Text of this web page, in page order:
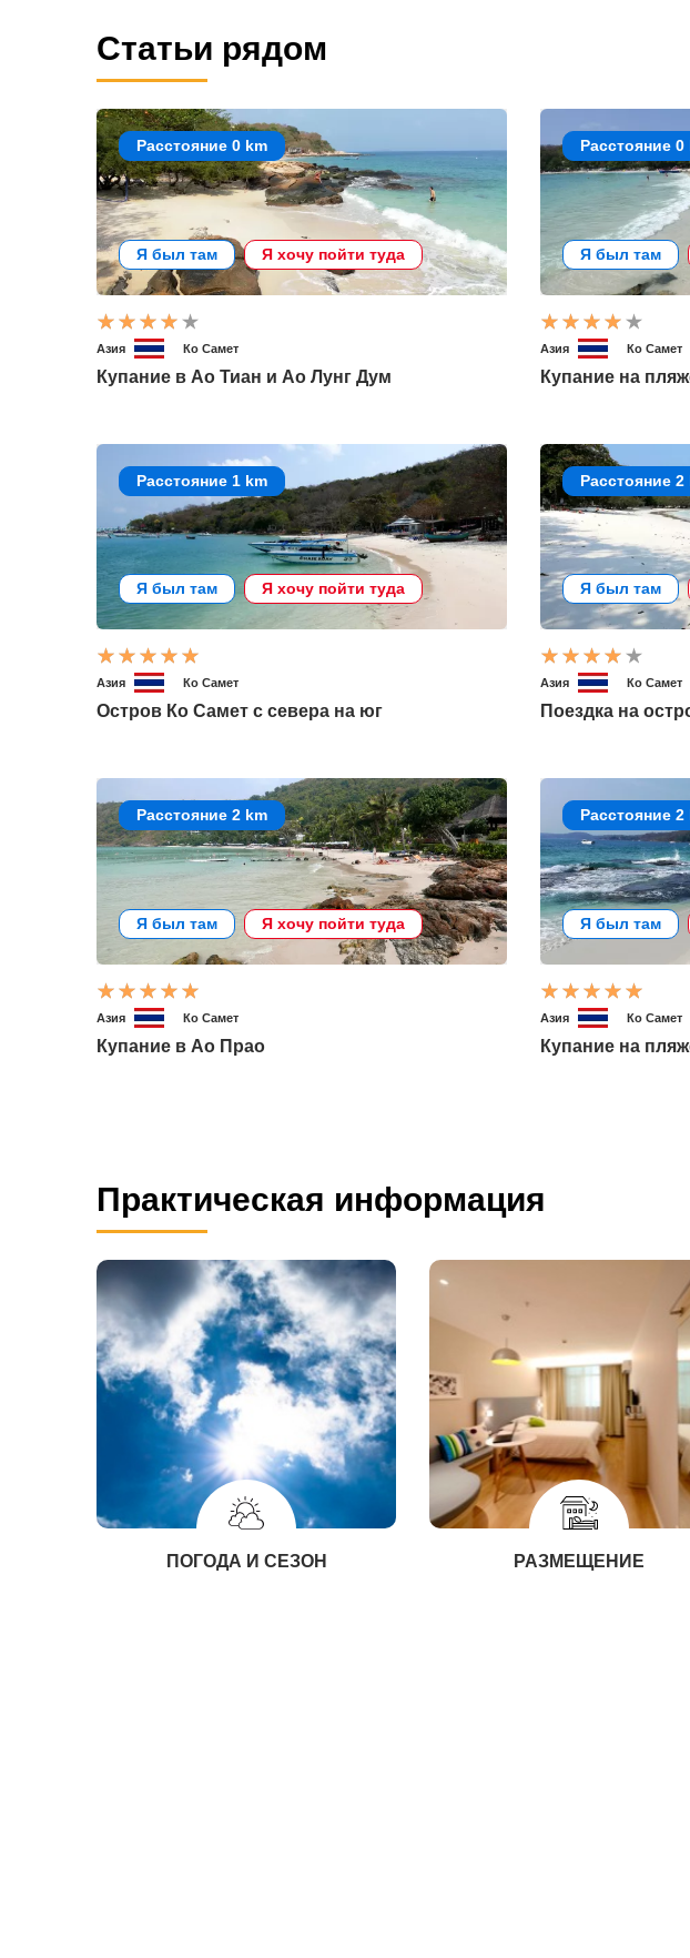
Статьи рядом
Расстояние 0 km
Я был там Я хочу пойти туда
Азия Ко Самет
Купание в Ао Тиан и Ао Лунг Дум
Расстояние 0
Я был там
Азия Ко Самет
Купание на
Расстояние 1 km
Я был там Я хочу пойти туда
Азия Ко Самет
Остров Ко Самет с севера на юг
Расстояние 2
Я был там
Азия Ко Самет
Поездка на
Расстояние 2 km
Я был там Я хочу пойти туда
Азия Ко Самет
Купание в Ао Прао
Расстояние 2
Я был там
Азия Ко Самет
Купание на
Практическая информация
ПОГОДА И СЕЗОН РАЗМЕЩЕНИЕ